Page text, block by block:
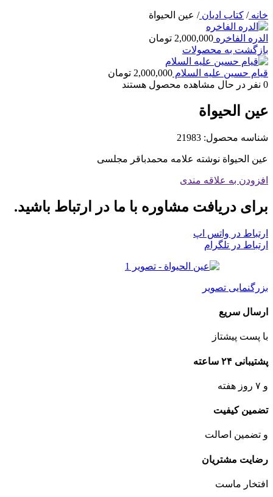
خانه/ کتاب ادیان/ عین الحیواة
الدره الفاخره 2,000,000 تومان
بازگشت به محصولات
قیام حسین علیه السلام 2,000,000 تومان
0 نفر در حال مشاهده محصول هستند
عین الحیواة
شناسه محصول: 21983
عین الحیواة نوشته علامه محمدباقر مجلسی
افزودن به علاقه مندی
برای دریافت مشاوره با ما در ارتباط باشید.
ارتباط در واتس اپ
ارتباط در تلگرام
بزرگنمایی تصویر
ارسال سریع
با پست پیشتاز
پشتیبانی ۲۴ ساعته
و ۷ روز هفته
تضمین کیفیت
و تضمین اصالت
رضایت مشتریان
افتخار ماست